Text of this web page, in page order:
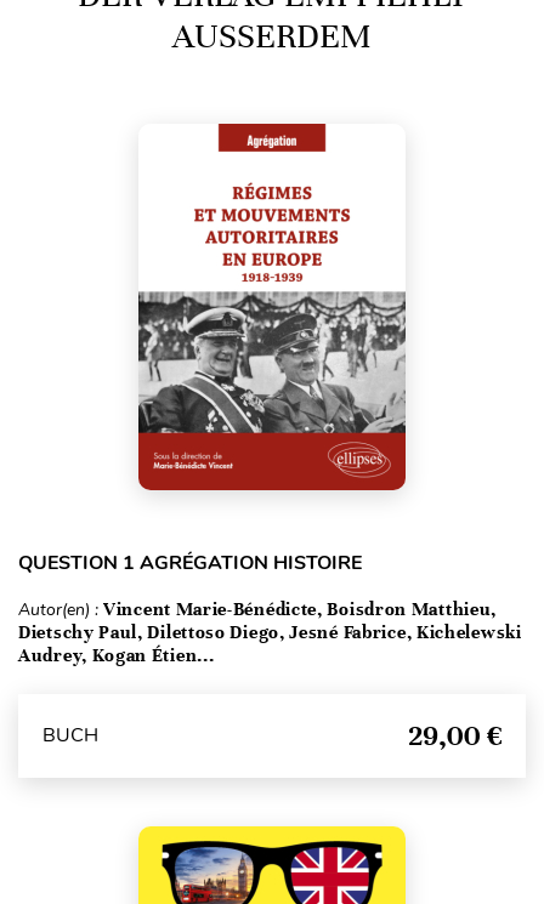
AUSSERDEM
QUESTION 1 AGRÉGATION HISTOIRE
Autor(en) : Vincent Marie-Bénédicte, Boisdron Matthieu,
Dietschy Paul, Dilettoso Diego, Jesné Fabrice, Kichelewski
Audrey, Kogan Étien...
BUCH 29,00 €